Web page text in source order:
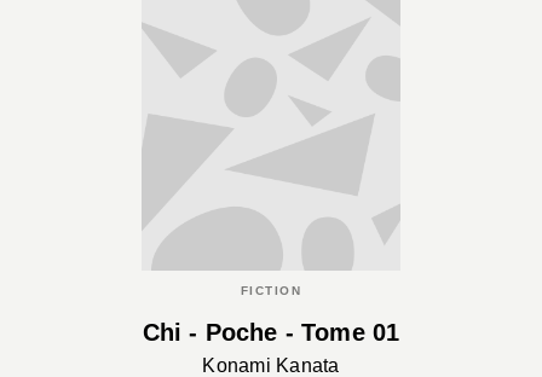
FICTION
Chi - Poche - Tome 01
Konami Kanata